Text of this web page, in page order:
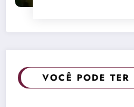
VOCÊ PODE TER